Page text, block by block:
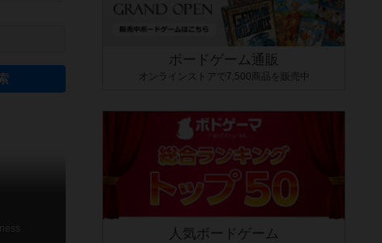
できるよう、中世ファンタジー・クッキング・海賊同士の対決など、ゲームコンセプトを絞
主にボードゲームに慣れている方向けの絞込機能です。例えば「ダイスロール」はランダ
ボードゲーム通販
オンラインストアで7,500商品を販売中
人気ボードゲーム